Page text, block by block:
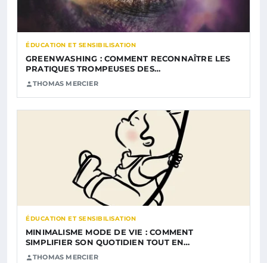
ÉDUCATION ET SENSIBILISATION
GREENWASHING : COMMENT RECONNAÎTRE LES
PRATIQUES TROMPEUSES DES…
THOMAS MERCIER
ÉDUCATION ET SENSIBILISATION
MINIMALISME MODE DE VIE : COMMENT
SIMPLIFIER SON QUOTIDIEN TOUT EN…
THOMAS MERCIER